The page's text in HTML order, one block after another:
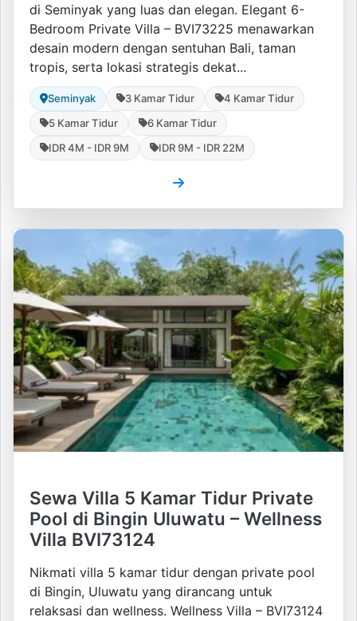
di Seminyak yang luas dan elegan. Elegant 6-
Bedroom Private Villa – BVI73225 menawarkan
desain modern dengan sentuhan Bali, taman
tropis, serta lokasi strategis dekat...
Seminyak 3 Kamar Tidur
4 Kamar Tidur
5 Kamar Tidur
6 Kamar Tidur
IDR 4M - IDR 9M
IDR 9M - IDR 22M
Sewa Villa 5 Kamar Tidur Private
Pool di Bingin Uluwatu – Wellness
Villa BVI73124
Nikmati villa 5 kamar tidur dengan private pool
di Bingin, Uluwatu yang dirancang untuk
relaksasi dan wellness. Wellness Villa – BVI73124